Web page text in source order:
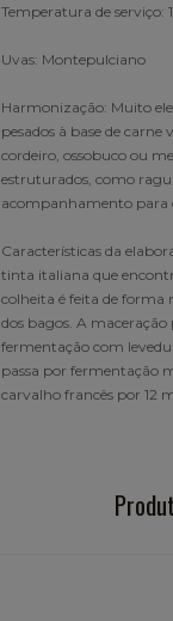
Temperatura de serviço:
Uvas: Montepulciano
Harmonização: Muito
pesados à base de
cordeiro, ossobuco ou
estruturados, como
acompanhamento para
Características da
tinta italiana que
colheita é feita de forma
dos bagos. A
fermentação com
passa por fermentação
carvalho francês por 12